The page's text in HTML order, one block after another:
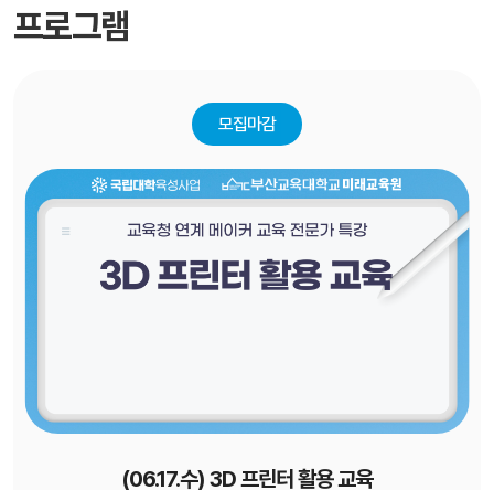
프로그램
모집마감
(06.17.수) 3D 프린터 활용 교육